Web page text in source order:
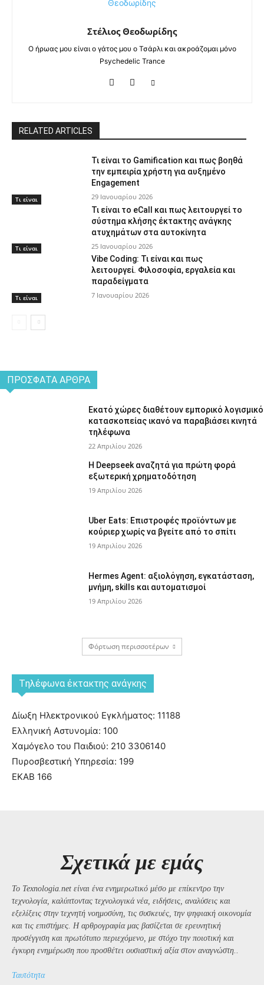
Στέλιος Θεοδωρίδης
Ο ήρωας μου είναι ο γάτος μου ο Τσάρλι και ακροάζομαι μόνο
Psychedelic Trance
RELATED ARTICLES
Τι είναι
Τι είναι το Gamification και πως βοηθά
την εμπειρία χρήστη για αυξημένο
Engagement
29 Ιανουαρίου 2026
Τι είναι
Τι είναι το eCall και πως λειτουργεί το
σύστημα κλήσης έκτακτης ανάγκης
ατυχημάτων στα αυτοκίνητα
25 Ιανουαρίου 2026
Τι είναι
Vibe Coding: Τι είναι και πως
λειτουργεί. Φιλοσοφία, εργαλεία και
παραδείγματα
7 Ιανουαρίου 2026
ΠΡΌΣΦΑΤΑ ΆΡΘΡΑ
Εκατό χώρες διαθέτουν εμπορικό λογισμικό
κατασκοπείας ικανό να παραβιάσει κινητά
τηλέφωνα
22 Απριλίου 2026
Η Deepseek αναζητά για πρώτη φορά
εξωτερική χρηματοδότηση
19 Απριλίου 2026
Uber Eats: Επιστροφές προϊόντων με
κούριερ χωρίς να βγείτε από το σπίτι
19 Απριλίου 2026
Hermes Agent: αξιολόγηση, εγκατάσταση,
μνήμη, skills και αυτοματισμοί
19 Απριλίου 2026
Φόρτωση περισσοτέρων
Tηλέφωνα έκτακτης ανάγκης
Δίωξη Ηλεκτρονικού Εγκλήματος: 11188
Ελληνική Αστυνομία: 100
Χαμόγελο του Παιδιού: 210 3306140
Πυροσβεστική Υπηρεσία: 199
ΕΚΑΒ 166
Σχετικά με εμάς
Το Texnologia.net είναι ένα ενημερωτικό μέσο με επίκεντρο την
τεχνολογία, καλύπτοντας τεχνολογικά νέα, ειδήσεις, αναλύσεις και
εξελίξεις στην τεχνητή νοημοσύνη, τις συσκευές, την ψηφιακή οικονομία
και τις επιστήμες. Η αρθρογραφία μας βασίζεται σε ερευνητική
προσέγγιση και πρωτότυπο περιεχόμενο, με στόχο την ποιοτική και
έγκυρη ενημέρωση που προσθέτει ουσιαστική αξία στον αναγνώστη..
Ταυτότητα